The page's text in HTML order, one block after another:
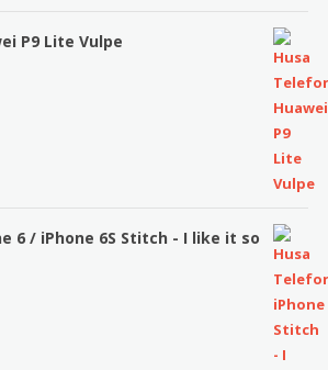
P9 Lite Vulpe
6 / iPhone 6S Stitch - I like it so